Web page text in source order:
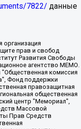
7822/ данные
Евгений Николаевич, Ганапольский Матвей Юрьевич, Киселев Евгений Алексеевич, Борухович Ирина Григорьевна, Дремин Иван Тимофеевич, Дубровский Дмитрий Викторович, Красноярская региональная общественная организация поддержки и развития альтернативных образовательных технологий и межкультурных коммуникаций "ИНТЕРРА", Маяковская Екатерина Алексеевна, Фейгин Марк Захарович, Филимонов Андрей Викторович, Дзугкоева Регина Николаевна, Доброхотов Роман Александрович, Дудь Юрий Александрович, Елкин Сергей Владимирович, Кругликов Кирилл Игоревич, Сабунаева Мария Леонидовна, Семенов Алексей Владимирович, Шаинян Карен Багратович, Шульман Екатерина Михайловна, Асафьев Артур Валерьевич, Вахштайн Виктор Семенович, Венедиктов Алексей Алексеевич, Лушникова Екатерина Евгеньевна, Волков Леонид Михайлович, Невзоров Александр Глебович, Пархоменко Сергей Борисович, Сироткин Ярослав Николаевич, Кара-Мурза Владимир Владимирович, Баранова Наталья Владимировна, Гозман Леонид Яковлевич, Кагарлицкий Борис Юльевич, Климарев Михаил Валерьевич, Милов Владимир Станиславович, Автономная некоммерческая организация Краснодарский центр современного искусства "Типография", Моргенштерн Алишер Тагирович, Соболь Любовь Эдуардовна, Общество с ограниченной ответственностью "ЛИЗА НОРМ", Каспаров Гарри Кимович, Ходорковский Михаил Борисович, Общество с ограниченной ответственностью "Апрельские тезисы", Данилович Ирина Брониславовна, Кашин Олег Владимирович, Петров Николай Владимирович, Пивоваров Алексей Владимирович, Соколов Михаил Владимирович, Цветкова Юлия Владимировна, Чичваркин Евгений Александрович, Комитет против пыток/Команда против пыток, Общество с ограниченной ответственностью "Первый научный", Общество с ограниченной ответственностью "Вертолет и ко", Белоцерковская Вероника Борисовна, Кац Максим Евгеньевич, Лазарева Татьяна Юрьевна, Шаведдинов Руслан Табризович, Яшин Илья Валерьевич, Общество с ограниченной ответственностью "Иноагент ААВ", Алешковский Дмитрий Петрович, Альбац Евгения Марковна, Быков Дмитрий Львович, Галямина Юлия Евгеньевна, Лойко Сергей Леонидович, Мартынов Кирилл Константинович, Медведев Сергей Александрович, Крашенинников Федор Геннадиевич, Гордеева Катерина Вл